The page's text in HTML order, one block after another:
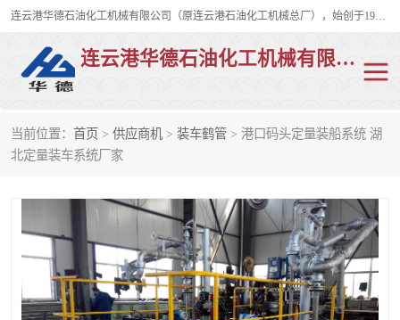
连云港华德石油化工机械有限公司（原连云港石油化工机械总厂），始创于1982年，是从事码头船用流体装卸臂、陆用流体装卸臂（鹤管）、活动梯、钢构平台、定量装车系统等全系列流体装卸设备的设计、制造、销售以及服务的专业供应商。
连云港华德石油化工机械有限公司
当前位置： 首页 > 供应商机 > 装车鹤管 > 港口码头定量装船系统 湖
北定量装车系统厂家
陆用流体装卸臂
液氨鹤管 液氯鹤管
LNG鹤管 活动梯
平台栈桥 卸车鹤管